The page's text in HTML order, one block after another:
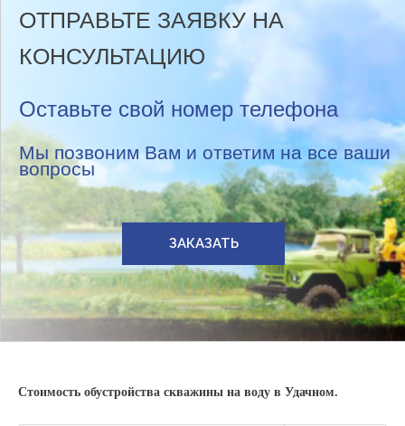
ОТПРАВЬТЕ ЗАЯВКУ НА
КОНСУЛЬТАЦИЮ
Оставьте свой номер телефона
Мы позвоним Вам и ответим на все ваши
вопросы
ЗАКАЗАТЬ
Стоимость обустройства скважины на воду в Удачном.